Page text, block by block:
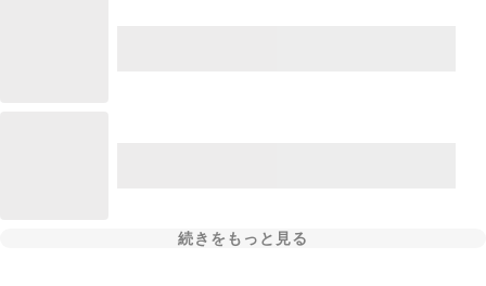
続きをもっと見る